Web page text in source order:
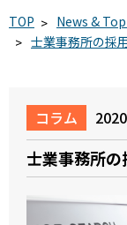
TOP News &
士業事務所の
コラム
士業事務所